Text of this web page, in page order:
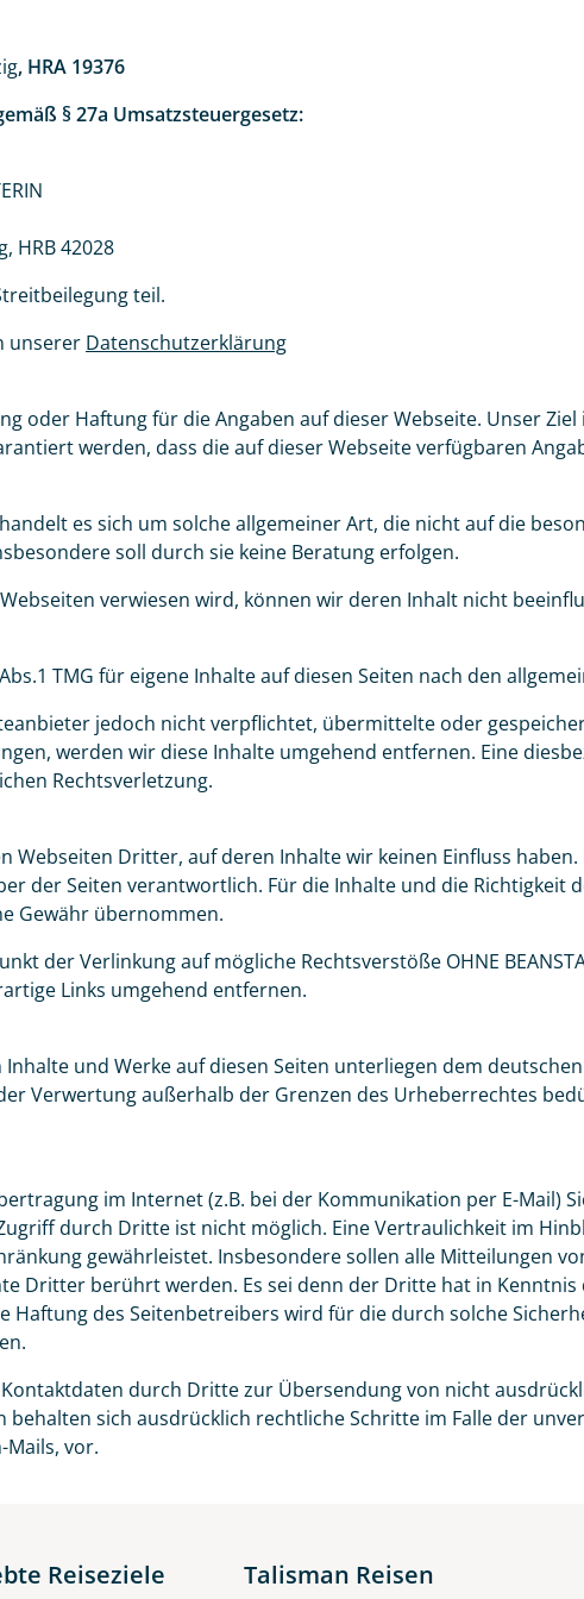
Reisen auf der Merkliste
, HRA 19376
§ 27a Umsatzsteuergesetz:
HRB 42028
teil.
unserer Datenschutzerklärung
oder Haftung für die Angaben auf dieser Webseite. Unser
werden, dass die auf dieser Webseite verfügbaren
es sich um solche allgemeiner Art, die nicht auf die
soll durch sie keine Beratung erfolgen.
verwiesen wird, können wir deren Inhalt nicht
TMG für eigene Inhalte auf diesen Seiten nach den
jedoch nicht verpflichtet, übermittelte oder
werden wir diese Inhalte umgehend entfernen. Eine
Rechtsverletzung.
Webseiten Dritter, auf deren Inhalte wir keinen Einfluss
der Seiten verantwortlich. Für die Inhalte und die Richtigkeit
Gewähr übernommen.
der Verlinkung auf mögliche Rechtsverstöße OHNE
Links umgehend entfernen.
und Werke auf diesen Seiten unterliegen dem
Verwertung außerhalb der Grenzen des Urheberrechtes
im Internet (z.B. bei der Kommunikation per E-Mail)
durch Dritte ist nicht möglich. Eine Vertraulichkeit im
gewährleistet. Insbesondere sollen alle Mitteilungen
Dritter berührt werden. Es sei denn der Dritte hat in
Haftung des Seitenbetreibers wird für die durch solche
durch Dritte zur Übersendung von nicht
sich ausdrücklich rechtliche Schritte im Falle der
vor.
Reiseziele Talisman Reisen